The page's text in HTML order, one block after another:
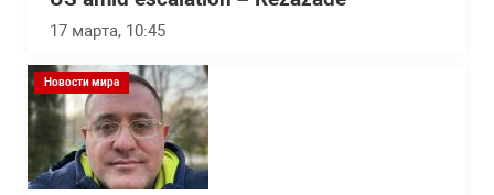
17 марта, 10:45
Новости мира